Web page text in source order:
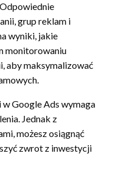
grup reklam i
wyniki, jakie
monitorowaniu
aby maksymalizować
Google Ads wymaga
Jednak z
możesz osiągnąć
zwrot z inwestycji